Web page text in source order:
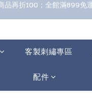
七夕甜甜送 全館88折
七夕甜甜送 全館88折
客製刺繡專區
配件